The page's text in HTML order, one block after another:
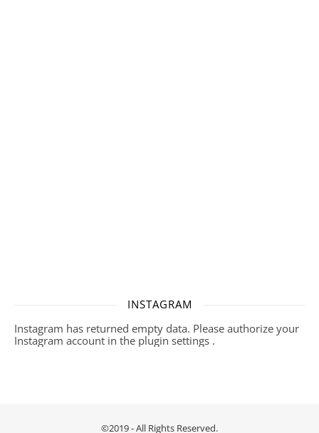
INSTAGRAM
Instagram has returned empty data. Please authorize your
Instagram account in the plugin settings .
©2019 - All Rights Reserved.